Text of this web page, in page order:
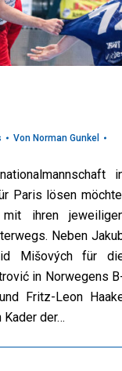
Von Norman Gunkel
Paris lösen
ihren
Neben
Mišových für
in Norwegens
Fritz-Leon
der…